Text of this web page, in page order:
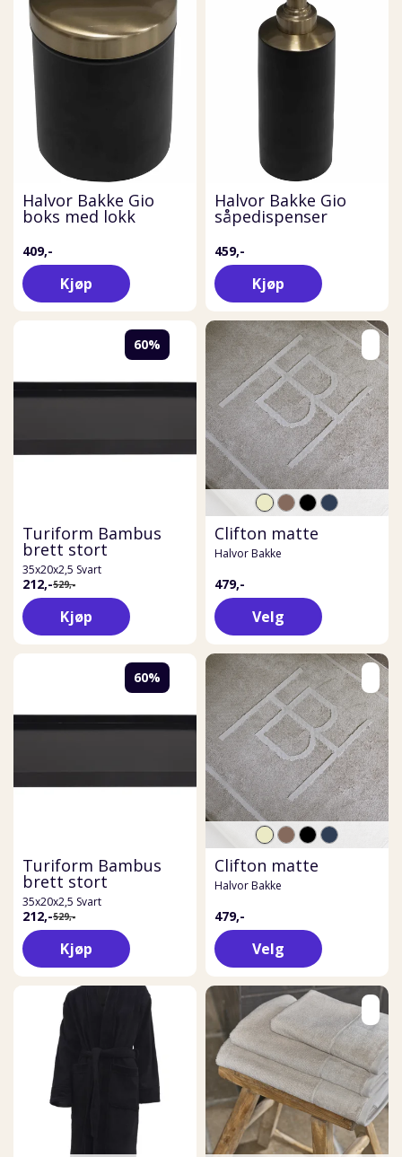
Halvor Bakke Gio
boks med lokk
409,-
Kjøp
Halvor Bakke Gio
såpedispenser
459,-
Kjøp
60%
Turiform Bambus
brett stort
35x20x2,5 Svart
212,-529,-
Kjøp
Clifton matte
Halvor Bakke
479,-
Velg
60%
Turiform Bambus
brett stort
35x20x2,5 Svart
212,-529,-
Kjøp
Clifton matte
Halvor Bakke
479,-
Velg